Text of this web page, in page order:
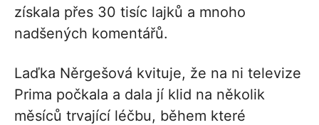
získala přes 30 tisíc lajků a mnoho
nadšených komentářů.
Laďka Něrgešová kvituje, že na ni televize
Prima počkala a dala jí klid na několik
měsíců trvající léčbu, během které